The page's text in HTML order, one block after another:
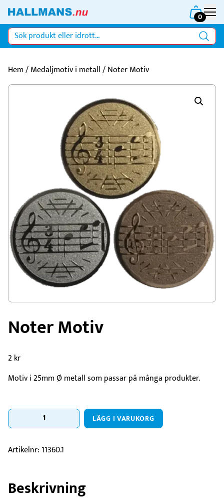
0
Hem/Medaljmotiv i metall/ Noter Motiv
Noter Motiv
2 kr
Motiv i 25mm Ø metall som passar på många produkter.
Noter
Motiv
LÄGG I VARUKORG
Artikelnr: 11360.1
Beskrivning